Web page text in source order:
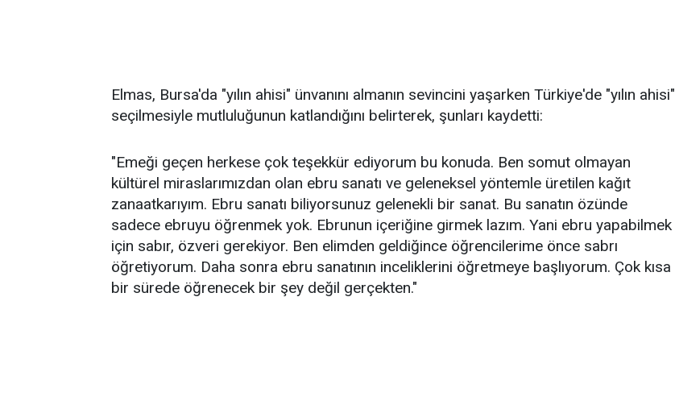
Elmas, Bursa'da "yılın ahisi" ünvanını almanın sevincini yaşarken Türkiye'de "yılın ahisi"
seçilmesiyle mutluluğunun katlandığını belirterek, şunları kaydetti:
"Emeği geçen herkese çok teşekkür ediyorum bu konuda. Ben somut olmayan
kültürel miraslarımızdan olan ebru sanatı ve geleneksel yöntemle üretilen kağıt
zanaatkarıyım. Ebru sanatı biliyorsunuz gelenekli bir sanat. Bu sanatın özünde
sadece ebruyu öğrenmek yok. Ebrunun içeriğine girmek lazım. Yani ebru yapabilmek
için sabır, özveri gerekiyor. Ben elimden geldiğince öğrencilerime önce sabrı
öğretiyorum. Daha sonra ebru sanatının inceliklerini öğretmeye başlıyorum. Çok kısa
bir sürede öğrenecek bir şey değil gerçekten."